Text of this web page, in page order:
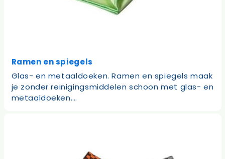
Ramen en spiegels
Glas- en metaaldoeken. Ramen en spiegels maak
je zonder reinigingsmiddelen schoon met glas- en
metaaldoeken.…